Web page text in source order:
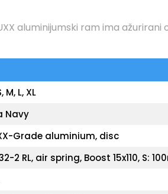
aluminijumski ram ima
M, L, XL
Navy
Grade aluminium, disc
2 RL, air spring, Boost 15x110, S: